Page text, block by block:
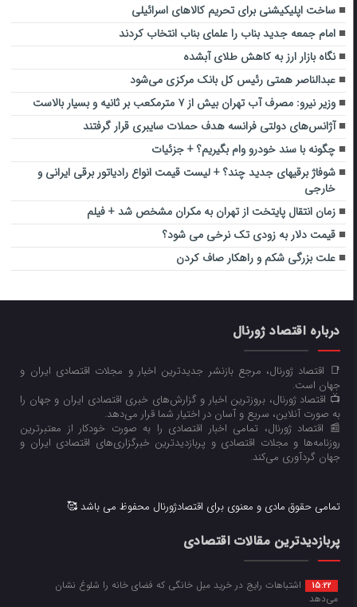
ساخت اپلیکیشنی برای تحریم کالاهای اسرائیلی
امام جمعه جدید بناب را علمای بناب انتخاب کردند
نگاه بازار ارز به کاهش طلای آبشده
عبدالناصر همتی رئیس کل بانک مرکزی می‌شود
وزیر نیرو: مصرف آب تهران بیش از ۷ مترمکعب بر ثانیه و بسیار بالاست
آژانس‌های دولتی فرانسه هدف حملات سایبری قرار گرفتند
چگونه با سند خودرو وام بگیریم؟ + جزئیات
شوفاژ برقی‎های جدید چند؟ + لیست قیمت انواع رادیاتور برقی ایرانی و
خارجی
زمان انتقال پایتخت از تهران به مکران مشخص شد + فیلم
قیمت دلار به زودی تک نرخی می شود؟
علت بزرگی شکم و راهکار صاف کردن
درباره اقتصاد ژورنال
📑 اقتصاد ژورنال، مرجع بازنشر جدیدترین اخبار و مجلات اقتصادی ایران و
جهان است.
📺 اقتصاد ژورنال، بروزترین اخبار و گزارش‌های خبری اقتصادی ایران و جهان را
به صورت آنلاین، سریع و آسان در اختیار شما قرار می‌‌دهد.
📰 اقتصاد ژورنال، تمامی اخبار اقتصادی را به صورت خودکار از معتبرترین
روزنامه‌ها و مجلات اقتصادی و پربازدیدترین خبرگزاری‌های اقتصادی ایران و
جهان گردآوری می‌کند.
تمامی حقوق مادی و معنوی برای اقتصادژورنال محفوظ می باشد 🥰
پربازدیدترین مقالات اقتصادی
15:22
اشتباهات رایج در خرید مبل خانگی که فضای خانه را شلوغ نشان
می‌دهد